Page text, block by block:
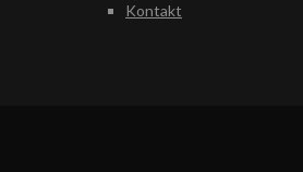
Kontakt